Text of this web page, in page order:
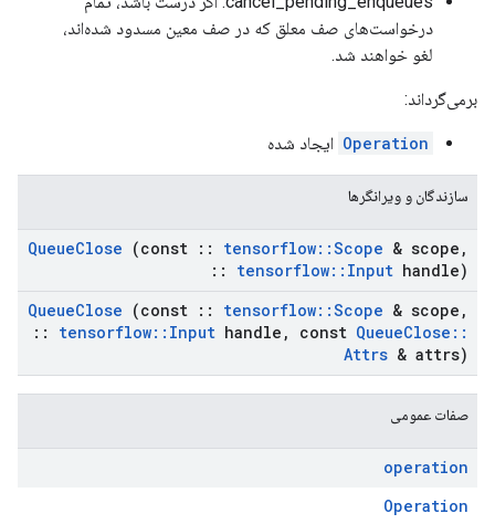
درخواست‌های صف معلق که در صف معین مسدود شده‌اند،
لغو خواهند شد.
برمی‌گرداند:
Operation ایجاد شده
سازندگان و ویرانگرها
QueueClose (const :: tensorflow::Scope & scope ,
::
tensorflow:: Input handle)
QueueClose (const :: tensorflow::Scope & scope ,
::
tensorflow:: Input handle , const QueueClose ::
Attrs & attrs)
صفات عمومی
operation
Operation